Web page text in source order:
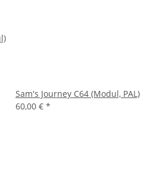
Sam's Journey C64 (Modul, PAL)
60,00 € *